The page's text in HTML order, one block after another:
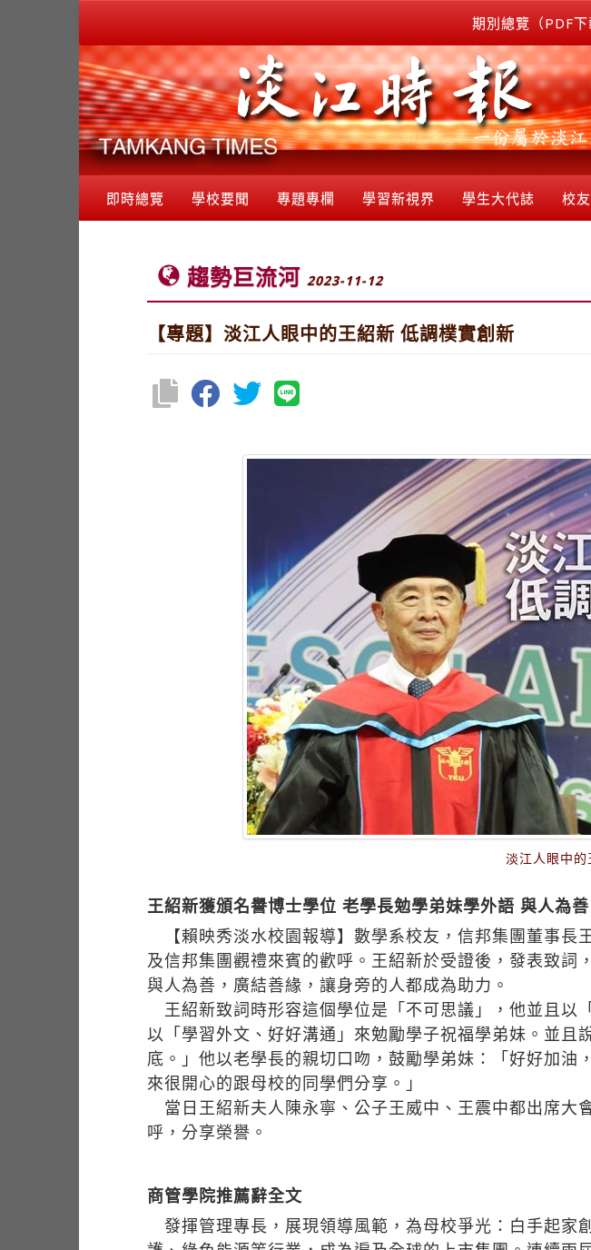
期別總覽（PDF下
即時總覽 學校要聞 專題專欄 學習新視界 學生大代誌 校
趨勢巨流河 2023-11-12
【專題】淡江人眼中的王紹新 低調樸實創新
淡江人眼中
王紹新獲頒名譽博士學位 老學長勉學弟妹學外語 與人為善
【賴映秀淡水校園報導】數學系校友，信邦集團董事長
及信邦集團觀禮來賓的歡呼。王紹新於受證後，發表致
與人為善，廣結善緣，讓身旁的人都成為助力。
王紹新致詞時形容這個學位是「不可思議」，他並且以
以「學習外文、好好溝通」來勉勵學子祝福學弟妹。並
底。」他以老學長的親切口吻，鼓勵學弟妹：「好好加
來很開心的跟母校的同學們分享。」
當日王紹新夫人陳永寧、公子王威中、王震中都出席大
呼，分享榮譽。
商管學院推薦辭全文
發揮管理專長，展現領導風範，為母校爭光：白手起家